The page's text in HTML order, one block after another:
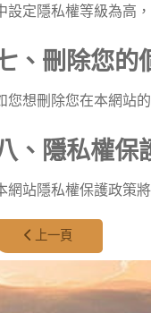
設定隱私權等級為高
、刪除您的
您想刪除您在本網站
、隱私權保
網站隱私權保護政策
上一篇文章: 有效訂閱
上一頁